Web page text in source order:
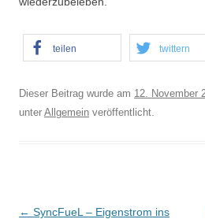
teilen twittern
Dieser Beitrag wurde am 12. November
unter Allgemein veröffentlicht.
B
← SyncFueL – Eigenstrom ins